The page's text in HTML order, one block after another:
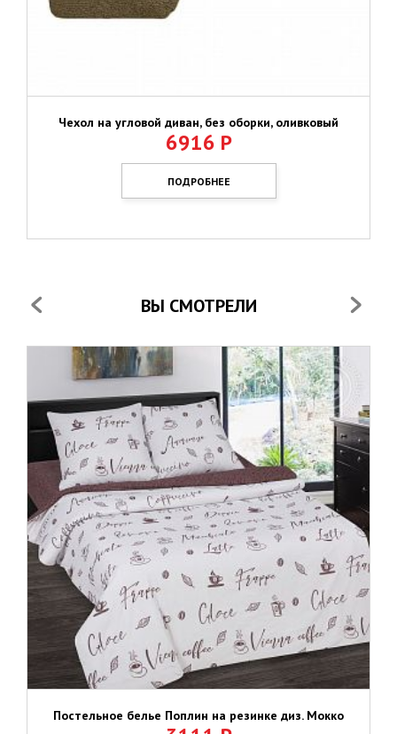
Чехол на угловой диван, без оборки, оливковый
6916 Р
ПОДРОБНЕЕ
ВЫ СМОТРЕЛИ
Постельное белье Поплин на резинке диз. Мокко